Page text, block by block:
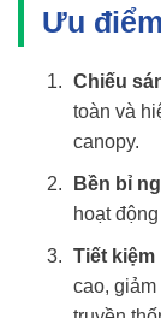
Ưu
Chiếu
toàn và
canopy.
Bền bỉ
hoạt
Tiết
cao,